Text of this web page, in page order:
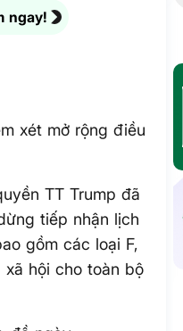
ngay!
xét mở rộng điều
TT Trump đã
tiếp nhận lịch
gồm các loại F,
hội cho toàn bộ